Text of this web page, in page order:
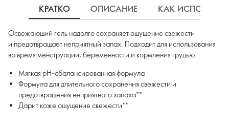
КРАТКО ОПИСАНИЕ КАК
Освежающий гель надолго сохраняет ощущение свежести
и предотвращает неприятный запах. Подходит для использования
во время менструации, беременности и кормления грудью.
Мягкая рН-сбалансированная формула
Формула для длительного сохранения свежести и
предотвращения неприятного запаха**
Дарит коже ощущение свежести**